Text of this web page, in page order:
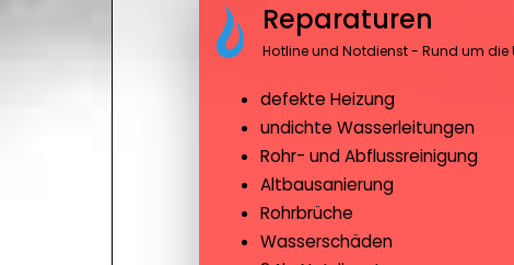
Reparaturen
Hotline und Notdienst - Rund um die
defekte Heizung
undichte Wasserleitungen
Rohr- und Abflussreinigung
Altbausanierung
Rohrbrüche
Wasserschäden